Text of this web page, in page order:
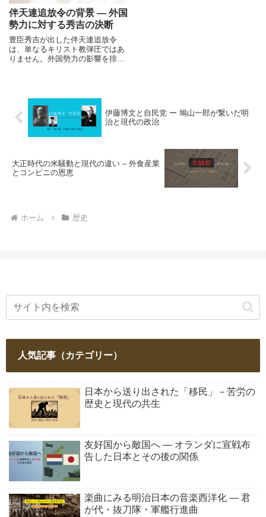
伴天連追放令の背景 ― 外国
勢力に対する秀吉の決断
豊臣秀吉が出した伴天連追放令
は、単なるキリスト教弾圧ではあ
りません。外国勢力の影響を排除
伊藤博文と自民党 ー 鳩山一郎が繋いだ明
治と現代の政治
大正時代の米騒動と現代の違い – 外食産業
とコンビニの恩恵
ホーム 歴史
人気記事（カテゴリー）
日本から送り出された「移民」－苦労の
歴史と現代の共生
友好国から敵国へ ― オランダに宣戦布
告した日本とその後の関係
楽曲にみる明治日本の音楽西洋化 ― 君
が代・抜刀隊・軍艦行進曲